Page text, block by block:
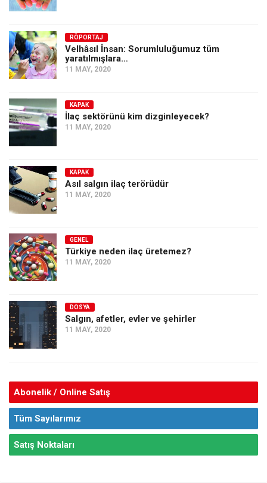
RÖPORTAJ
Velhâsıl İnsan: Sorumluluğumuz tüm
yaratılmışlara…
11 MAY, 2020
KAPAK
İlaç sektörünü kim dizginleyecek?
11 MAY, 2020
KAPAK
Asıl salgın ilaç terörüdür
11 MAY, 2020
GENEL
Türkiye neden ilaç üretemez?
11 MAY, 2020
DOSYA
Salgın, afetler, evler ve şehirler
11 MAY, 2020
Abonelik / Online Satış
Tüm Sayılarımız
Satış Noktaları